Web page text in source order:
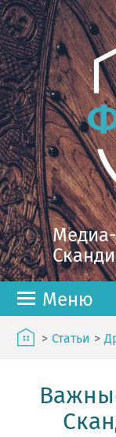
Меню
> Статьи >